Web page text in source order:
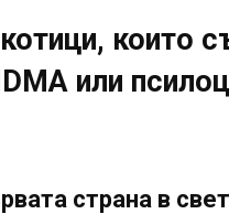
които
или
страна в